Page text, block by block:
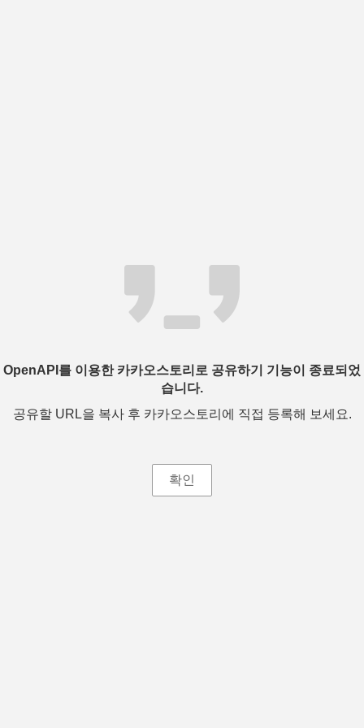
OpenAPI를 이용한 카카오스토리로 공유하기 기능이 종료되었
습니다.
공유할 URL을 복사 후 카카오스토리에 직접 등록해 보세요.
확인